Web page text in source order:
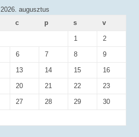
2026. augusztus
c p s v
1 2
6 7 8 9
13 14 15 16
20 21 22 23
27 28 29 30